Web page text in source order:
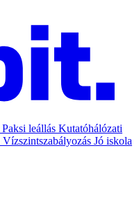
Paksi leállás Kutatóhálózati
Vízszintszabályozás Jó iskola